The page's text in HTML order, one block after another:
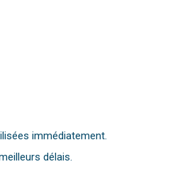
immédiatement.
délais.